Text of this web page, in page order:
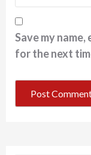
Save my
for the next